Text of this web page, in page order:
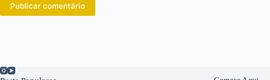
Publicar comentário